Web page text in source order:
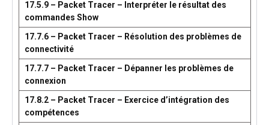
17.5.9 – Packet Tracer – Interpréter le résultat des
commandes Show
17.7.6 – Packet Tracer – Résolution des problèmes de
connectivité
17.7.7 – Packet Tracer – Dépanner les problèmes de
connexion
17.8.2 – Packet Tracer – Exercice d’intégration des
compétences